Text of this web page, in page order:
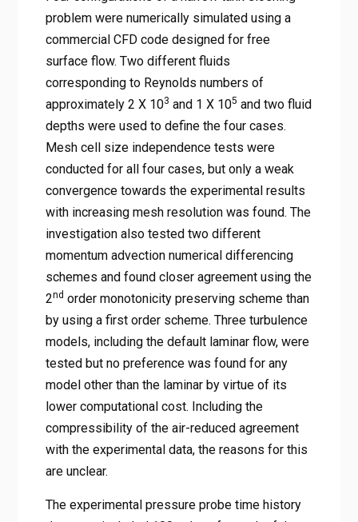
problem were numerically simulated using a
commercial CFD code designed for free
surface flow. Two different fluids
corresponding to Reynolds numbers of
approximately 2 X 103 and 1 X 105 and two fluid
depths were used to define the four cases.
Mesh cell size independence tests were
conducted for all four cases, but only a weak
convergence towards the experimental results
with increasing mesh resolution was found. The
investigation also tested two different
momentum advection numerical differencing
schemes and found closer agreement using the
2nd order monotonicity preserving scheme than
by using a first order scheme. Three turbulence
models, including the default laminar flow, were
tested but no preference was found for any
model other than the laminar by virtue of its
lower computational cost. Including the
compressibility of the air-reduced agreement
with the experimental data, the reasons for this
are unclear.
The experimental pressure probe time history